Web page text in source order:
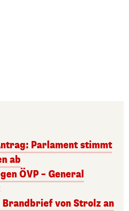
Parlament stimmt
ab
ÖVP – General
von Strolz an